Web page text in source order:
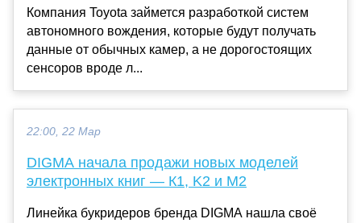
Компания Toyota займется разработкой систем
автономного вождения, которые будут получать
данные от обычных камер, а не дорогостоящих
сенсоров вроде л...
22:00, 22 Мар
DIGMA начала продажи новых моделей
электронных книг — К1, K2 и M2
Линейка букридеров бренда DIGMA нашла своё